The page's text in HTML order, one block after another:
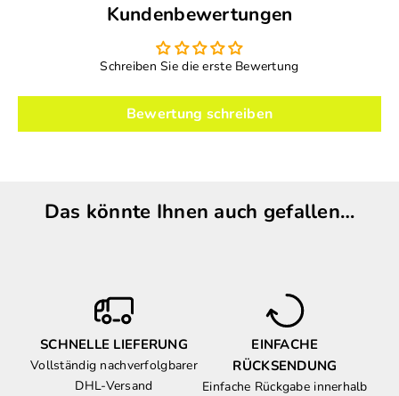
Kundenbewertungen
Schreiben Sie die erste Bewertung
Bewertung schreiben
Das könnte Ihnen auch gefallen…
SCHNELLE LIEFERUNG
Vollständig nachverfolgbarer
DHL-Versand
EINFACHE
RÜCKSENDUNG
Einfache Rückgabe innerhalb